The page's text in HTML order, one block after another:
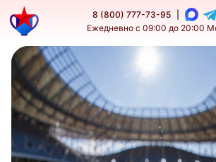
8 (800) 777-73-95
Ежедневно с 09:00 до 20:00